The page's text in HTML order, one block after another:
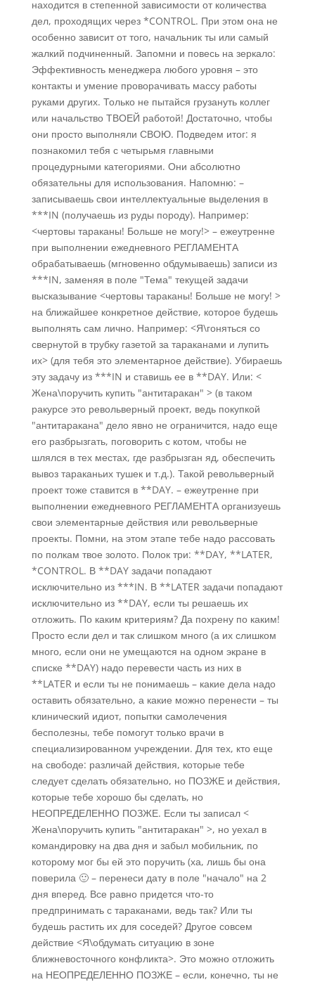
находится в степенной зависимости от количества
дел, проходящих через *CONTROL. При этом она не
особенно зависит от того, начальник ты или самый
жалкий подчиненный. Запомни и повесь на зеркало:
Эффективность менеджера любого уровня – это
контакты и умение проворачивать массу работы
руками других. Только не пытайся грузануть коллег
или начальство ТВОЕЙ работой! Достаточно, чтобы
они просто выполняли СВОЮ. Подведем итог: я
познакомил тебя с четырьмя главными
процедурными категориями. Они абсолютно
обязательны для использования. Напомню: –
записываешь свои интеллектуальные выделения в
***IN (получаешь из руды породу). Например:
<чертовы тараканы! Больше не могу!> – ежеутренне
при выполнении ежедневного РЕГЛАМЕНТА
обрабатываешь (мгновенно обдумываешь) записи из
***IN, заменяя в поле "Тема" текущей задачи
высказывание <чертовы тараканы! Больше не могу! >
на ближайшее конкретное действие, которое будешь
выполнять сам лично. Например: <Я\гоняться со
свернутой в трубку газетой за тараканами и лупить
их> (для тебя это элементарное действие). Убираешь
эту задачу из ***IN и ставишь ее в **DAY. Или: <
Жена\поручить купить "антитаракан" > (в таком
ракурсе это револьверный проект, ведь покупкой
"антитаракана" дело явно не ограничится, надо еще
его разбрызгать, поговорить с котом, чтобы не
шлялся в тех местах, где разбрызган яд, обеспечить
вывоз тараканьих тушек и т.д.). Такой револьверный
проект тоже ставится в **DAY. – ежеутренне при
выполнении ежедневного РЕГЛАМЕНТА организуешь
свои элементарные действия или револьверные
проекты. Помни, на этом этапе тебе надо рассовать
по полкам твое золото. Полок три: **DAY, **LATER,
*CONTROL. В **DAY задачи попадают
исключительно из ***IN. В **LATER задачи попадают
исключительно из **DAY, если ты решаешь их
отложить. По каким критериям? Да похрену по каким!
Просто если дел и так слишком много (а их слишком
много, если они не умещаются на одном экране в
списке **DAY) надо перевести часть из них в
**LATER и если ты не понимаешь – какие дела надо
оставить обязательно, а какие можно перенести – ты
клинический идиот, попытки самолечения
бесполезны, тебе помогут только врачи в
специализированном учреждении. Для тех, кто еще
на свободе: различай действия, которые тебе
следует сделать обязательно, но ПОЗЖЕ и действия,
которые тебе хорошо бы сделать, но
НЕОПРЕДЕЛЕННО ПОЗЖЕ. Если ты записал <
Жена\поручить купить "антитаракан" >, но уехал в
командировку на два дня и забыл мобильник, по
которому мог бы ей это поручить (ха, лишь бы она
поверила 🙂 – перенеси дату в поле "начало" на 2
дня вперед. Все равно придется что-то
предпринимать с тараканами, ведь так? Или ты
будешь растить их для соседей? Другое совсем
действие <Я\обдумать ситуацию в зоне
ближневосточного конфликта>. Это можно отложить
на НЕОПРЕДЕЛЕННО ПОЗЖЕ – если, конечно, ты не